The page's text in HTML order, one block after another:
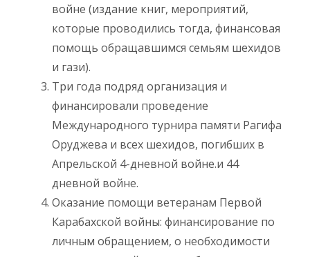
войне (издание книг, мероприятий,
которые проводились тогда, финансовая
помощь обращавшимся семьям шехидов
и гази).
Три года подряд организация и
финансировали проведение
Международного турнира памяти Рагифа
Оруджева и всех шехидов, погибших в
Апрельской 4-дневной войне.и 44
дневной войне.
Оказание помощи ветеранам Первой
Карабахской войны: финансирование по
личным обращением, о необходимости